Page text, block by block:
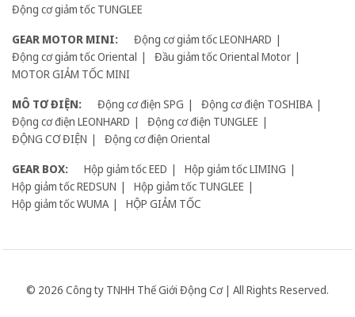
Động cơ giảm tốc TUNGLEE
GEAR MOTOR MINI:
Động cơ giảm tốc LEONHARD
Động cơ giảm tốc Oriental
Đầu giảm tốc Oriental Motor
MOTOR GIẢM TỐC MINI
MÔ TƠ ĐIỆN:
Động cơ điện SPG
Động cơ điện TOSHIBA
Động cơ điện LEONHARD
Động cơ điện TUNGLEE
ĐỘNG CƠ ĐIỆN
Động cơ điện Oriental
GEAR BOX:
Hộp giảm tốc EED
Hộp giảm tốc LIMING
Hộp giảm tốc REDSUN
Hộp giảm tốc TUNGLEE
Hộp giảm tốc WUMA
HỘP GIẢM TỐC
© 2026 Công ty TNHH Thế Giới Động Cơ | All Rights Reserved.